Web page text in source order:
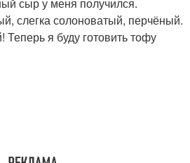
сыр у меня получился.
слегка солоноватый, перчёный.
Теперь я буду готовить тофу